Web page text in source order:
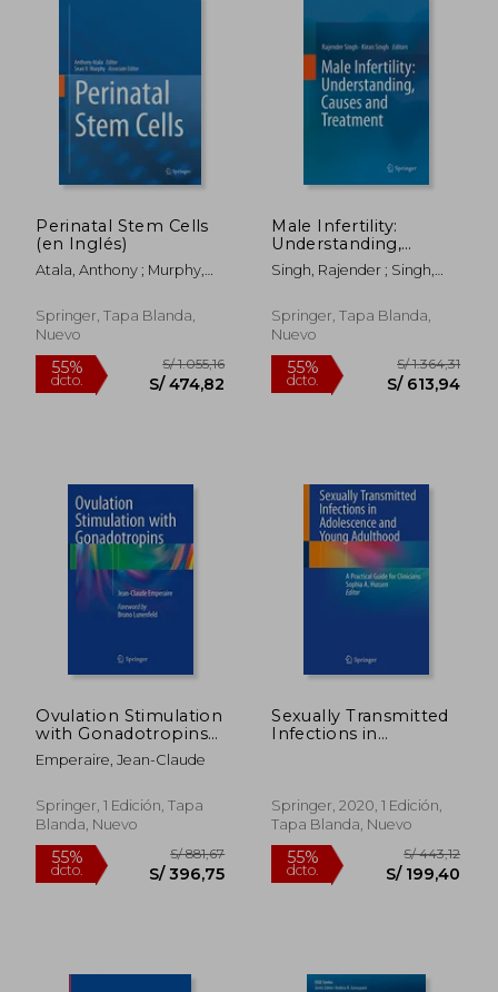
55%
dcto. S/ 366,39
55%
dcto.
Perinatal Stem Cells
(en Inglés)
Atala, Anthony ; Murphy,
Springer, Tapa Blanda,
Nuevo
55%
dcto.
S/ 1.055,16
S/ 474,82
Male Infertility:
Understanding,
Causes and
Treatment (en Inglés)
Singh, Rajender ; Singh,
Springer, Tapa Blanda,
Nuevo
55%
dcto.
S/
S/
Ovulation Stimulation
with Gonadotropins
(en Inglés)
Emperaire, Jean-Claude
Springer, 1 Edición, Tapa
Blanda, Nuevo
Sexually Transmitted
Infections in
Clinicians (en Inglés)
Springer, 2020, 1 Edición,
Tapa Blanda, Nuevo